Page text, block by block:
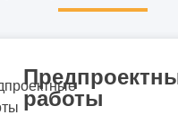
работы